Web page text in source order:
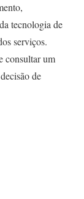
tecnologia de
serviços.
consultar um
de